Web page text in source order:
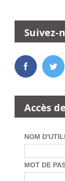
Suivez-
Accès
NOM
MOT DE